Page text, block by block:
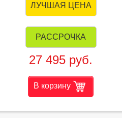
ЛУЧШАЯ ЦЕНА
РАССРОЧКА
27 495 руб.
В корзину